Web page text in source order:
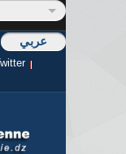
عربي